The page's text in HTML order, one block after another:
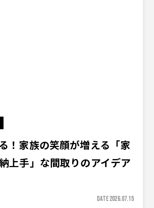
！家族の笑顔が増える「家
上手」な間取りのアイデア
DATE 2026.07.15